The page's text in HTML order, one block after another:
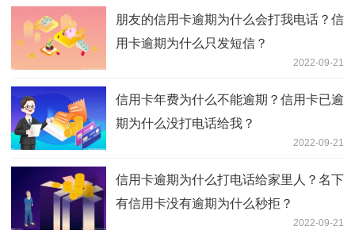
朋友的信用卡逾期为什么会打我电话？信
用卡逾期为什么只发短信？
2022-09-21
信用卡年费为什么不能逾期？信用卡已逾
期为什么没打电话给我？
2022-09-21
信用卡逾期为什么打电话给家里人？名下
有信用卡没有逾期为什么秒拒？
2022-09-21